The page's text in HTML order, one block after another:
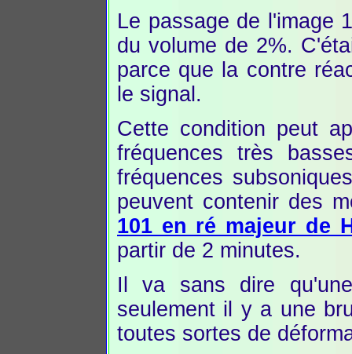
Le passage de l'image
du volume de 2%.
parce que la contre
le signal.
Cette condition peut
fréquences très
fréquences
peuvent contenir des
101 en ré majeur de
partir de 2 minutes.
Il va sans dire
seulement il y a une
toutes sortes de